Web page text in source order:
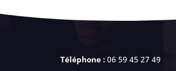
Téléphone : 06 59 45 27 49